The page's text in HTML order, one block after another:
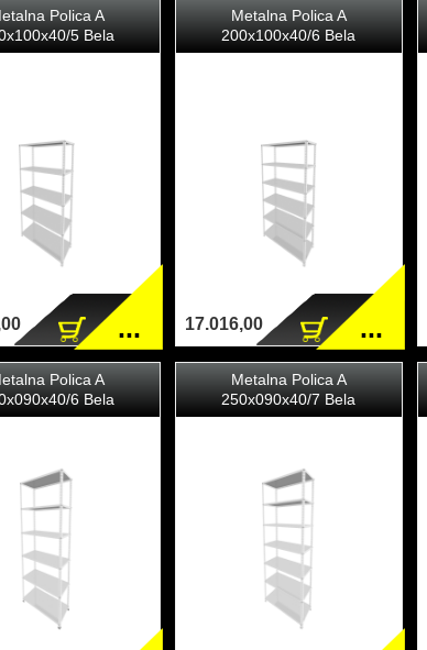
Polica A
5 Bela
...
Metalna Polica A
200x100x40/6 Bela
17.016,00 ...
Polica A
6 Bela
Metalna Polica A
250x090x40/7 Bela